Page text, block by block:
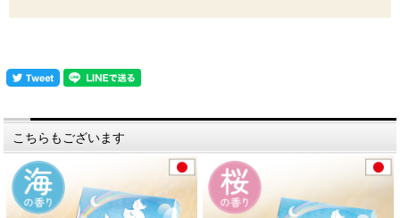
こちらもございます